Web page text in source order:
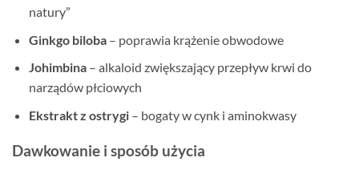
natury”
Ginkgo biloba– poprawia krążenie obwodowe
Johimbina– alkaloid zwiększający przepływ krwi do
narządów płciowych
Ekstrakt z ostrygi– bogaty w cynk i aminokwasy
Dawkowanie i sposób użycia